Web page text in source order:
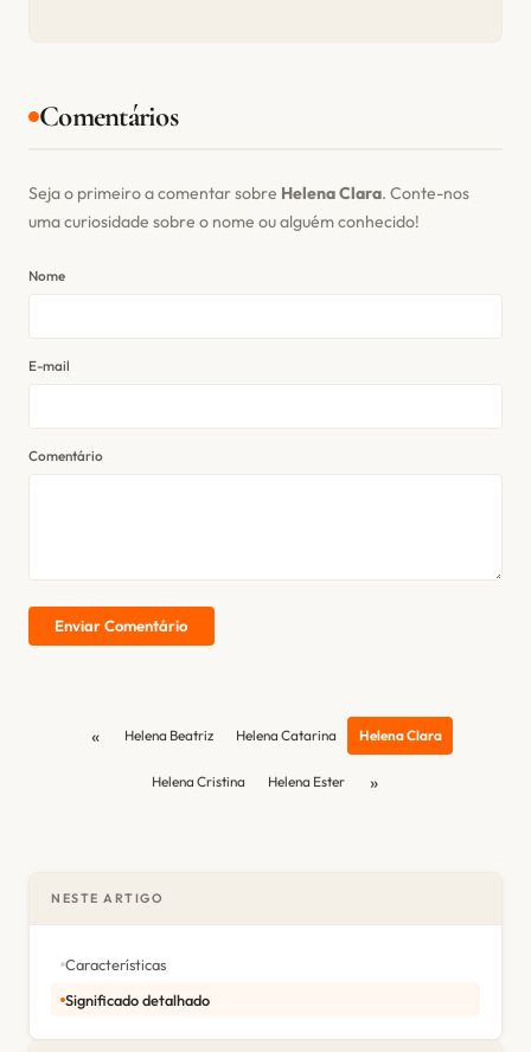
Comentários
Seja o primeiro a comentar sobre Helena Clara. Conte-nos
uma curiosidade sobre o nome ou alguém conhecido!
Nome
E-mail
Comentário
Enviar Comentário
« Helena Beatriz Helena Catarina Helena Clara
Helena Cristina Helena Ester »
NESTE ARTIGO
Características
Significado detalhado